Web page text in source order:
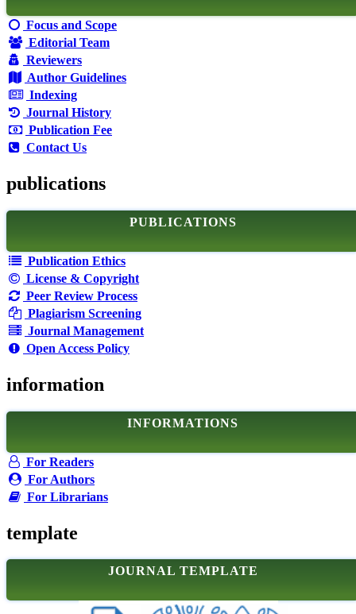
Focus and Scope
Editorial Team
Reviewers
Author Guidelines
Indexing
Journal History
Publication Fee
Contact Us
publications
PUBLICATIONS
Publication Ethics
License & Copyright
Peer Review Process
Plagiarism Screening
Journal Management
Open Access Policy
information
INFORMATIONS
For Readers
For Authors
For Librarians
template
JOURNAL TEMPLATE